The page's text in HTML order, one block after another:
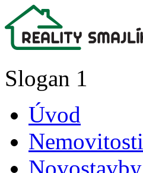
Slogan 1
Úvod
Nemovitosti